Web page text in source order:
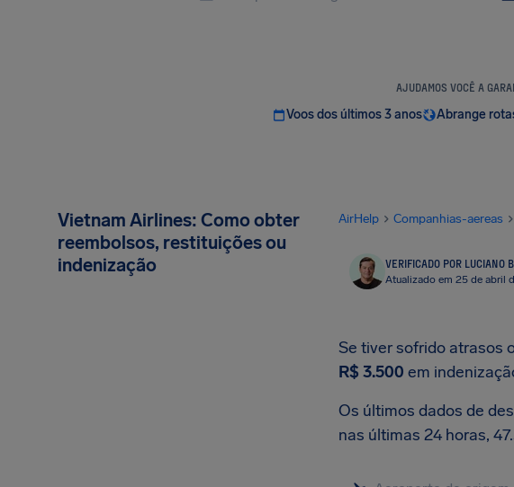
AJUDAMOS VOCÊ A
Voos dos últimos 3 anos Abrange
Vietnam Airlines: Como obter
reembolsos, restituições ou
indenização
AirHelp Companhias-aereas
VERIFICADO POR LUCIANO
Atualizado em 25 de abril
Se tiver sofrido atrasos
R$ 3.500 em
Os últimos dados de
nas últimas 24 horas,